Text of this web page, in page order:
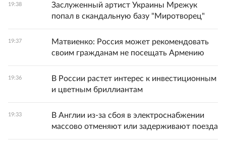
19:38
Заслуженный артист Украины Мрежук
попал в скандальную базу "Миротворец"
19:37
Матвиенко: Россия может рекомендовать
своим гражданам не посещать Армению
19:36
В России растет интерес к инвестиционным
и цветным бриллиантам
19:33
В Англии из-за сбоя в электроснабжении
массово отменяют или задерживают поезда